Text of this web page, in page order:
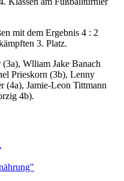
mit dem Ergebnis 4 : 2
3. Platz.
Wlliam Jake Banach
Prieskorn (3b), Lenny
(4a), Jamie-Leon Tittmann
4b).